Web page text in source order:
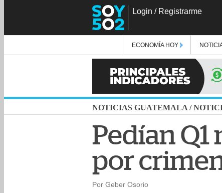
Login / Registrarme
ECONOMÍA HOY
NOTICIAS GUATEMALA /
Pedían
por
Por Geber Osorio